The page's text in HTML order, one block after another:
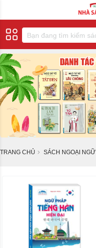
TRANG CHỦ SÁCH NGOẠI NGỮ